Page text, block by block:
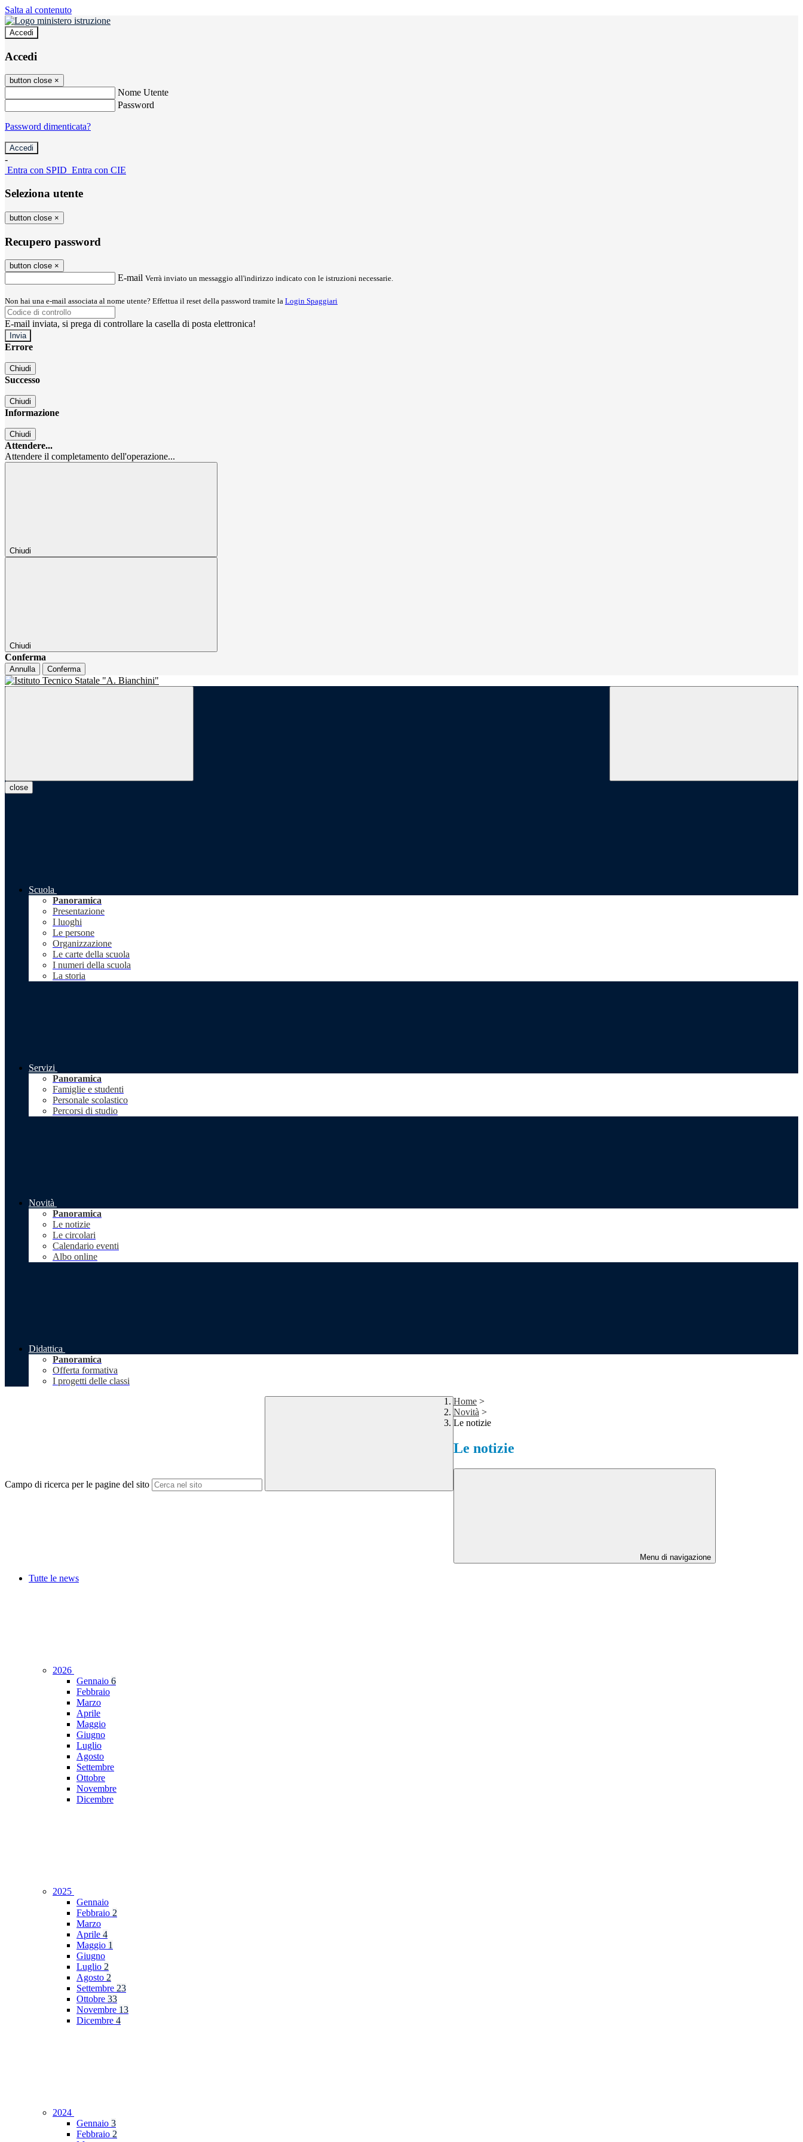
Salta al contenuto
Accedi
Accedi
button close ×
Nome Utente
Password
Password dimenticata?
-
Entra con SPID Entra con CIE
Seleziona utente
button close ×
Recupero password
button close ×
E-mail Verrà inviato un messaggio all'indirizzo indicato con le istruzioni necessarie.
Non hai una e-mail associata al nome utente? Effettua il reset della password tramite la Login Spaggiari
E-mail inviata, si prega di controllare la casella di posta elettronica!
Errore
Chiudi
Successo
Chiudi
Informazione
Chiudi
Attendere...
Attendere il completamento dell'operazione...
Chiudi
Chiudi
Conferma
Annulla Conferma
close
Scuola
Panoramica
Presentazione
I luoghi
Le persone
Organizzazione
Le carte della scuola
I numeri della scuola
La storia
Servizi
Panoramica
Famiglie e studenti
Personale scolastico
Percorsi di studio
Novità
Panoramica
Le notizie
Le circolari
Calendario eventi
Albo online
Didattica
Panoramica
Offerta formativa
I progetti delle classi
Campo di ricerca per le pagine del sito
Home >
Novità >
Le notizie
Le notizie
Menu di navigazione
Tutte le news
2026
Gennaio 6
Febbraio
Marzo
Aprile
Maggio
Giugno
Luglio
Agosto
Settembre
Ottobre
Novembre
Dicembre
2025
Gennaio
Febbraio 2
Marzo
Aprile 4
Maggio 1
Giugno
Luglio 2
Agosto 2
Settembre 23
Ottobre 33
Novembre 13
Dicembre 4
2024
Gennaio 3
Febbraio 2